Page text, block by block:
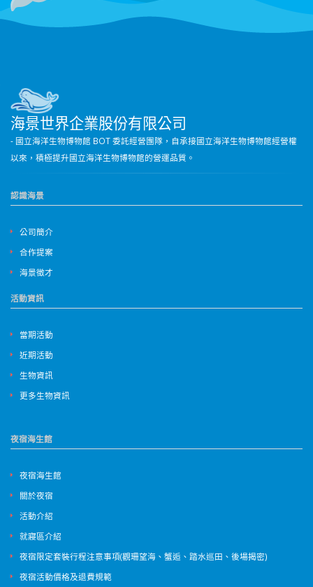
海景世界企業股份有限公司
- 國立海洋生物博物館 BOT 委託經營團隊，自承接國立海洋生物博物館經營權
以來，積極提升國立海洋生物博物館的營運品質。
認識海景
公司簡介
合作提案
海景徵才
活動資訊
當期活動
近期活動
生物資訊
更多生物資訊
夜宿海生館
夜宿海生館
關於夜宿
活動介紹
就寢區介紹
夜宿限定套裝行程注意事項(觀珊望海、蟹逅、踏水巡田、後場揭密)
夜宿活動價格及退費規範